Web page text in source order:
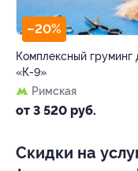
–20%
Комплексный груминг
«К-9»
Римская
от 3 520 руб.
Скидки на